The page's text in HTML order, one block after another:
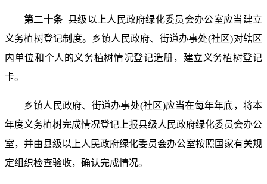
第二十条 县级以上人民政府绿化委员会办公室应当建立
义务植树登记制度。乡镇人民政府、街道办事处(社区)对辖区
内单位和个人的义务植树情况登记造册，建立义务植树登记
卡。
乡镇人民政府、街道办事处(社区)应当在每年年底，将本
年度义务植树完成情况登记上报县级人民政府绿化委员会办公
室，并由县级以上人民政府绿化委员会办公室按照国家有关规
定组织检查验收，确认完成情况。